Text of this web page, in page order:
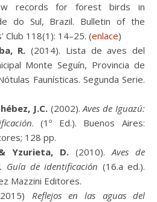
records for forest birds in
do Sul, Brazil. Bulletin of the
Club 118(1): 14–25. (enlace)
R. (2014). Lista de aves del
Monte Seguín, Provincia de
Faunísticas. Segunda Serie.
J.C.(2002).Aves de Iguazú:
. (1º Ed.). Buenos Aires:
128 pp.
Yzurieta, D. (2010).Aves de
Guía de identificación (16.a ed.).
Mazzini Editores.
Reflejos en las aguas del